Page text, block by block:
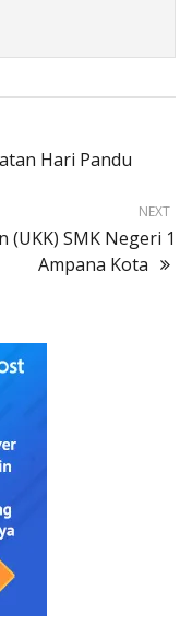
Hari Pandu
NEXT
SMK Negeri 1
Ampana Kota